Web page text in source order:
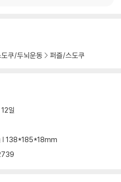
쿠/두뇌운동 퍼즐/스도쿠
일
| 138*185*18mm